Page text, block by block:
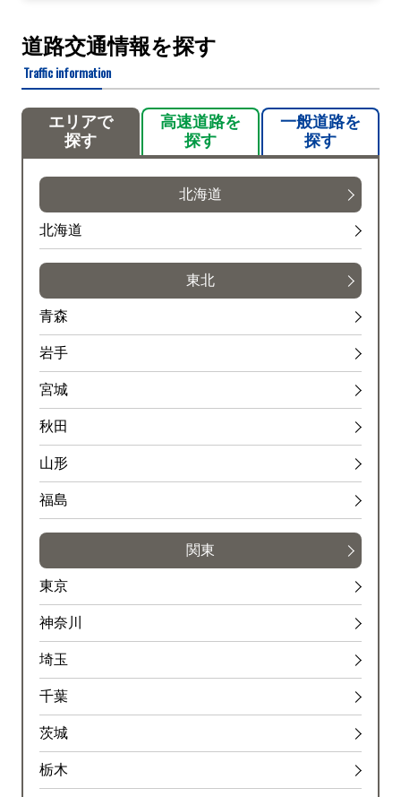
道路交通情報を探す
Traffic information
エリアで
探す
高速道路を
探す
一般道路を
探す
北海道
北海道
東北
青森
岩手
宮城
秋田
山形
福島
関東
東京
神奈川
埼玉
千葉
茨城
栃木